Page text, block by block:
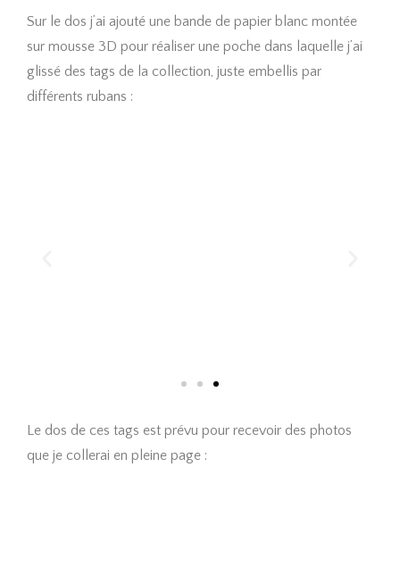
Sur le dos j’ai ajouté une bande de papier blanc montée
sur mousse 3D pour réaliser une poche dans laquelle j’ai
glissé des tags de la collection, juste embellis par
différents rubans :
Le dos de ces tags est prévu pour recevoir des photos
que je collerai en pleine page :